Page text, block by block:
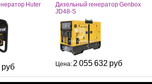
Huter
руб
Дизельный генератор Genbox
JD48-S
Цена: 2 055 632 руб